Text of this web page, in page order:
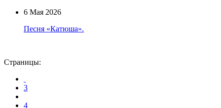
6 Мая 2026
Песня «Катюша».
Страницы:
3
4